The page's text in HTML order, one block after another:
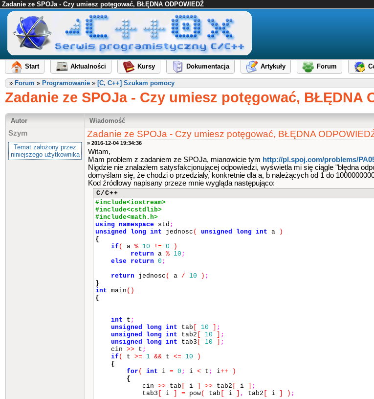
Zadanie ze SPOJa - Czy umiesz potęgować, BŁĘDNA ODPOWIEDŹ
Start Aktualności Kursy Dokumentacja Artykuły Forum
» Forum » Programowanie » [C, C++] Szukam pomocy
Zadanie ze SPOJa - Czy umiesz potęgować, BŁĘDNA
Autor
Wiadomość
Szym
Temat założony przez
niniejszego użytkownika
Zadanie ze SPOJa - Czy umiesz potęgować, BŁĘDNA
» 2016-12-04 19:34:36
Witam,
Mam problem z zadaniem ze SPOJa, mianowicie tym http://pl.spoj.com/problems​/
Nigdzie nie znalazłem satysfakcjonującej odpowiedzi, wyświetla mi się ciągle "błędna
domyślam się, że chodzi o przedziały, konkretnie dla a, b należących od 1 do
Kod źródłowy napisany przeze mnie wygląda następująco:
C/C++
#include<iostream>
#include<cstdlib>
#include<math.h>
using namespace std ;
unsigned
long int jednosc ( unsigned long int a
)
{
if ( a % 10 != 0
)
return a % 10 ;
else return 0 ;
return jednosc ( a / 10 ) ;
}
int main ()
{
int t ;
unsigned
long int tab 10
;
unsigned
long int tab2 10
;
unsigned
long int tab3 10
;
cin >> t ;
if ( t >= 1 && t <= 10
)
{
for ( int i = 0 ; i < t ; i++
)
{
cin >> tab i >> tab2 i
;
tab3
i = pow( tab i , tab2 i ) ;